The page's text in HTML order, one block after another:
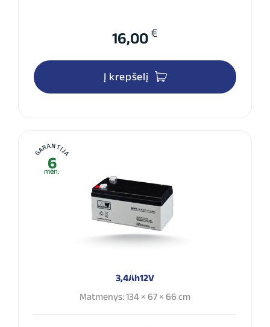
16,00 €
Į krepšelį
GARANTIJA
6
mėn.
3,4Ah12V
Matmenys: 134 × 67 × 66 cm